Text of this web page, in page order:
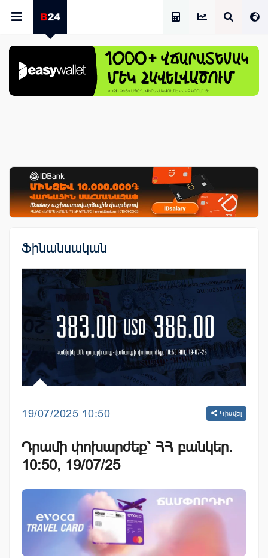
Ֆինանսական
19/07/2025 10:50 Կիսվել
Դրամի փոխարժեք` ՀՀ բանկեր.
10:50, 19/07/25